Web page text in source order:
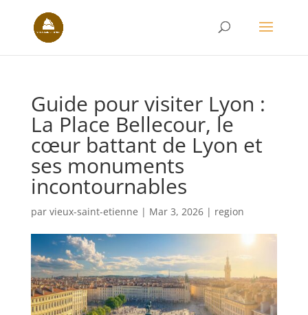
Guide pour visiter Lyon :
La Place Bellecour, le
cœur battant de Lyon et
ses monuments
incontournables
par vieux-saint-etienne | Mar 3, 2026| region